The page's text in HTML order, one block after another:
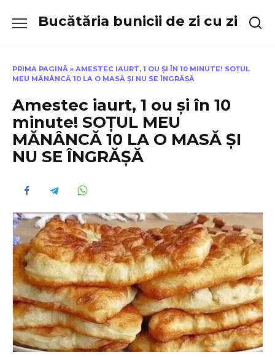
Bucătăria bunicii de zi cu zi
PRIMA PAGINĂ » AMESTEC IAURT, 1 OU ȘI ÎN 10 MINUTE! SOȚUL
MEU MĂNÂNCĂ 10 LA O MASĂ ȘI NU SE ÎNGRĂȘĂ
Amestec iaurt, 1 ou și în 10
minute! SOȚUL MEU
MĂNÂNCĂ 10 LA O MASĂ ȘI
NU SE ÎNGRĂȘĂ